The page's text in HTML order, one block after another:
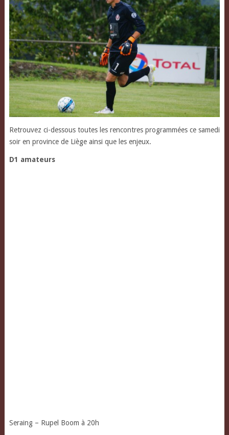
Retrouvez ci-dessous toutes les rencontres programmées ce samedi
soir en province de Liège ainsi que les enjeux.
D1 amateurs
Seraing – Rupel Boom à 20h